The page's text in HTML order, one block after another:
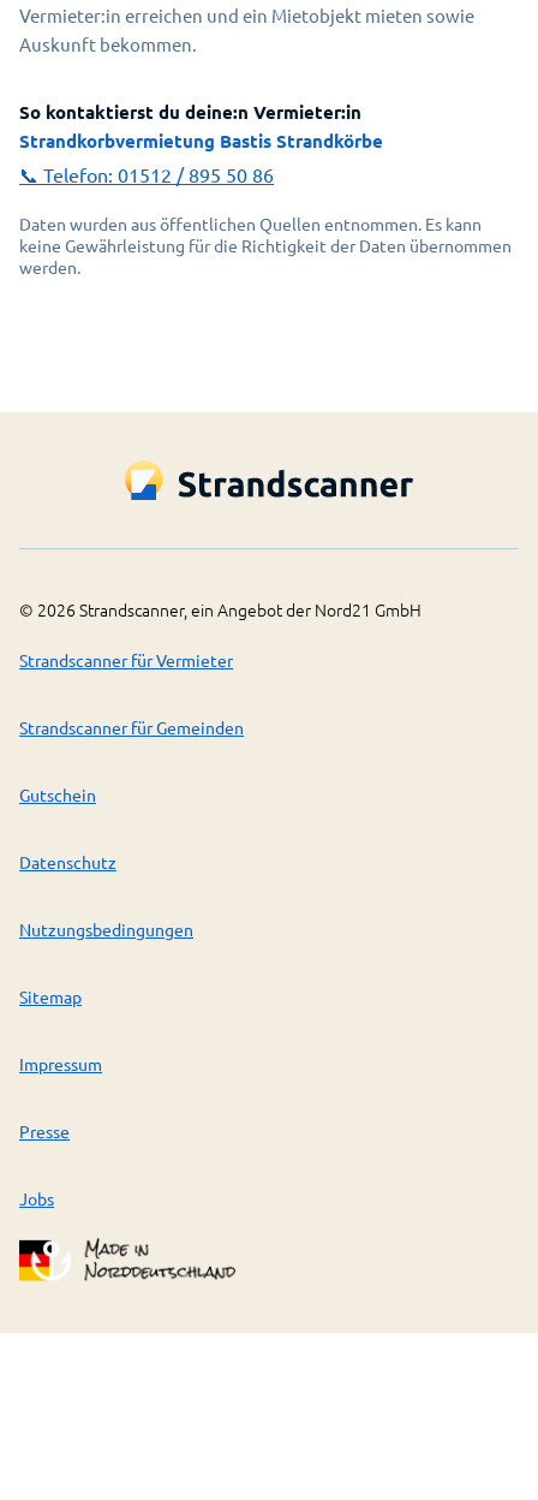
Vermieter:in erreichen und ein Mietobjekt mieten sowie
Auskunft bekommen.
So kontaktierst du deine:n Vermieter:in
Strandkorbvermietung Bastis Strandkörbe
📞 Telefon: 01512 / 895 50 86
Daten wurden aus öffentlichen Quellen entnommen. Es kann
keine Gewährleistung für die Richtigkeit der Daten übernommen
werden.
© 2026 Strandscanner, ein Angebot der Nord21 GmbH
Strandscanner für Vermieter
Strandscanner für Gemeinden
Gutschein
Datenschutz
Nutzungsbedingungen
Sitemap
Impressum
Presse
Jobs